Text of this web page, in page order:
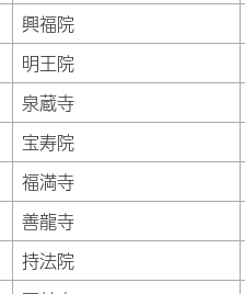
興福院
明王院
泉蔵寺
宝寿院
福満寺
善龍寺
持法院